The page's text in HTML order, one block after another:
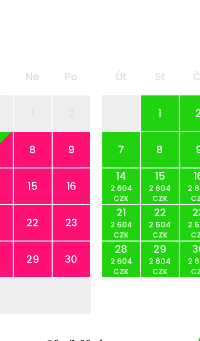
Ne Po
8 9
15 16
22 23
29 30
Út St
1
7 8
14
2 604
CZK
15
2 604
CZK
2
21
2 604
CZK
22
2 604
CZK
2
28
2 604
CZK
29
2 604
CZK
2